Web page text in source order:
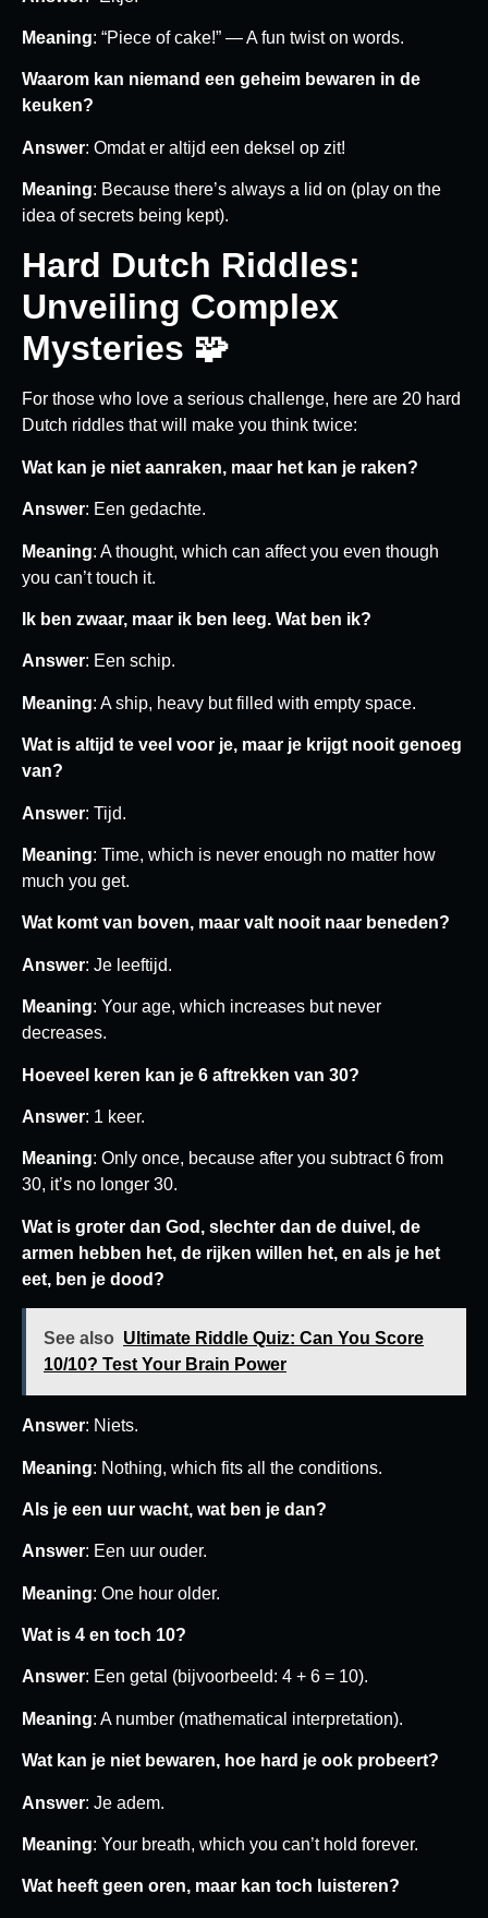
Meaning: “Piece of cake!” — A fun twist on words.
Waarom kan niemand een geheim bewaren in de
keuken?
Answer: Omdat er altijd een deksel op zit!
Meaning: Because there’s always a lid on (play on the
idea of secrets being kept).
Hard Dutch Riddles:
Unveiling Complex
Mysteries 🧩
For those who love a serious challenge, here are 20 hard
Dutch riddles that will make you think twice:
Wat kan je niet aanraken, maar het kan je raken?
Answer: Een gedachte.
Meaning: A thought, which can affect you even though
you can’t touch it.
Ik ben zwaar, maar ik ben leeg. Wat ben ik?
Answer: Een schip.
Meaning: A ship, heavy but filled with empty space.
Wat is altijd te veel voor je, maar je krijgt nooit genoeg
van?
Answer: Tijd.
Meaning: Time, which is never enough no matter how
much you get.
Wat komt van boven, maar valt nooit naar beneden?
Answer: Je leeftijd.
Meaning: Your age, which increases but never
decreases.
Hoeveel keren kan je 6 aftrekken van 30?
Answer: 1 keer.
Meaning: Only once, because after you subtract 6 from
30, it’s no longer 30.
Wat is groter dan God, slechter dan de duivel, de
armen hebben het, de rijken willen het, en als je het
eet, ben je dood?
See also Ultimate Riddle Quiz: Can You Score
10/10? Test Your Brain Power
Answer: Niets.
Meaning: Nothing, which fits all the conditions.
Als je een uur wacht, wat ben je dan?
Answer: Een uur ouder.
Meaning: One hour older.
Wat is 4 en toch 10?
Answer: Een getal (bijvoorbeeld: 4 + 6 = 10).
Meaning: A number (mathematical interpretation).
Wat kan je niet bewaren, hoe hard je ook probeert?
Answer: Je adem.
Meaning: Your breath, which you can’t hold forever.
Wat heeft geen oren, maar kan toch luisteren?